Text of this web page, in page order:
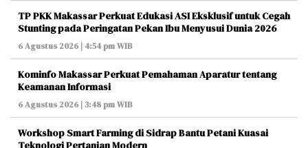
TP PKK Makassar Perkuat Edukasi ASI Eksklusif untuk Cegah
Stunting pada Peringatan Pekan Ibu Menyusui Dunia 2026
6 Agustus 2026 | 4:54 pm WIB
Kominfo Makassar Perkuat Pemahaman Aparatur tentang
Keamanan Informasi
6 Agustus 2026 | 3:48 pm WIB
Workshop Smart Farming di Sidrap Bantu Petani Kuasai
Teknologi Pertanian Modern